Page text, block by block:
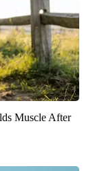
Muscle After